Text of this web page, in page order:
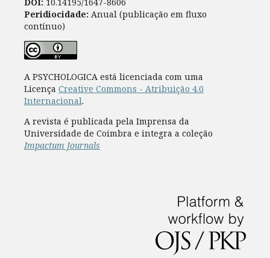
Peridiocidade: Anual (publicação em fluxo
contínuo)
A PSYCHOLOGICA está licenciada com uma
Licença Creative Commons - Atribuição 4.0
Internacional.
A revista é publicada pela Imprensa da
Universidade de Coimbra e integra a coleção
Impactum Journals